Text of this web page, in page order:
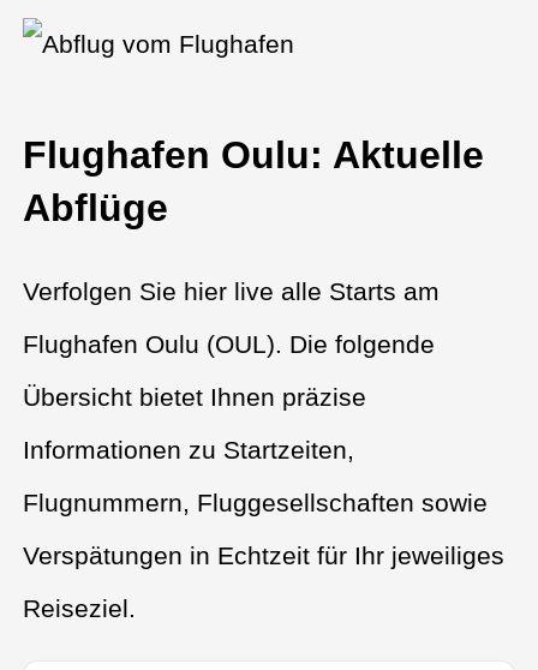
Flughafen Oulu: Aktuelle
Abflüge
Verfolgen Sie hier live alle Starts am
Flughafen Oulu (OUL). Die folgende
Übersicht bietet Ihnen präzise
Informationen zu Startzeiten,
Flugnummern, Fluggesellschaften sowie
Verspätungen in Echtzeit für Ihr jeweiliges
Reiseziel.